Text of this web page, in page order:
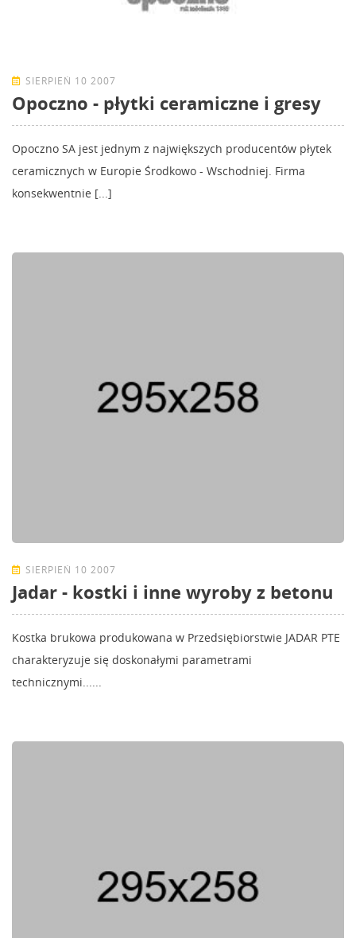
SIERPIEŃ 10 2007
Opoczno - płytki ceramiczne i gresy
Opoczno SA jest jednym z największych producentów płytek
ceramicznych w Europie Środkowo - Wschodniej. Firma
konsekwentnie [...]
SIERPIEŃ 10 2007
Jadar - kostki i inne wyroby z betonu
Kostka brukowa produkowana w Przedsiębiorstwie JADAR PTE
charakteryzuje się doskonałymi parametrami
technicznymi......